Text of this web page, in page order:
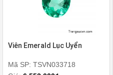
Viên Emerald Lục Uyển
Mã SP: TSVN033718